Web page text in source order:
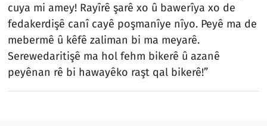
cuya mi amey! Rayîrê şarê xo û bawerîya xo de
fedakerdişê canî cayê poşmanîye nîyo. Peyê ma de
mebermê û kêfê zaliman bi ma meyarê.
Serewedaritişê ma hol fehm bikerê û azanê
peyênan rê bi hawayêko raşt qal bikerê!”